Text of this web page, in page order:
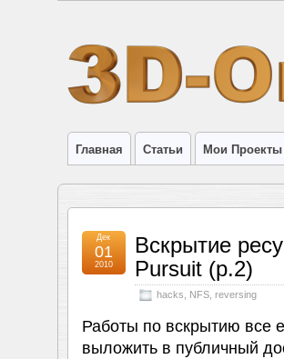
Главная Статьи Мои Проекты
Вскрытие
Pursuit (p.2)
hacks NFS, reversing
Дек
01
2010
Работы по вскрытию все
выложить в публичный